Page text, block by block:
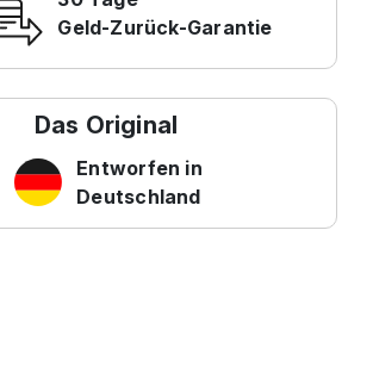
Geld-Zurück-Garantie
Das Original
Entworfen in
Deutschland